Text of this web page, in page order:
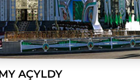
AÇYLDY